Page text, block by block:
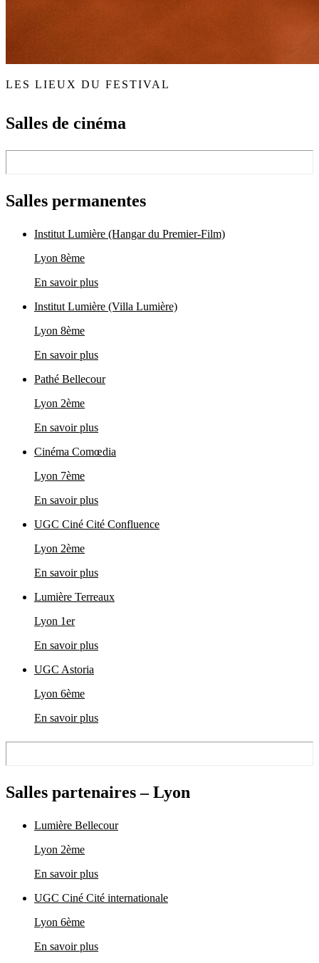
LES LIEUX DU FESTIVAL
Salles de cinéma
Salles permanentes
Institut Lumière (Hangar du Premier-Film)
Lyon 8ème
En savoir plus
Institut Lumière (Villa Lumière)
Lyon 8ème
En savoir plus
Pathé Bellecour
Lyon 2ème
En savoir plus
Cinéma Comœdia
Lyon 7ème
En savoir plus
UGC Ciné Cité Confluence
Lyon 2ème
En savoir plus
Lumière Terreaux
Lyon 1er
En savoir plus
UGC Astoria
Lyon 6ème
En savoir plus
Salles partenaires – Lyon
Lumière Bellecour
Lyon 2ème
En savoir plus
UGC Ciné Cité internationale
Lyon 6ème
En savoir plus